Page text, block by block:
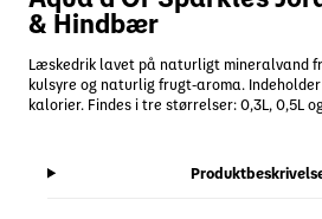
& Hindbær
Læskedrik lavet på naturligt mineralvand
kulsyre og naturlig frugt-aroma.
kalorier. Findes i tre størrelser: 0,3L, 0,5L